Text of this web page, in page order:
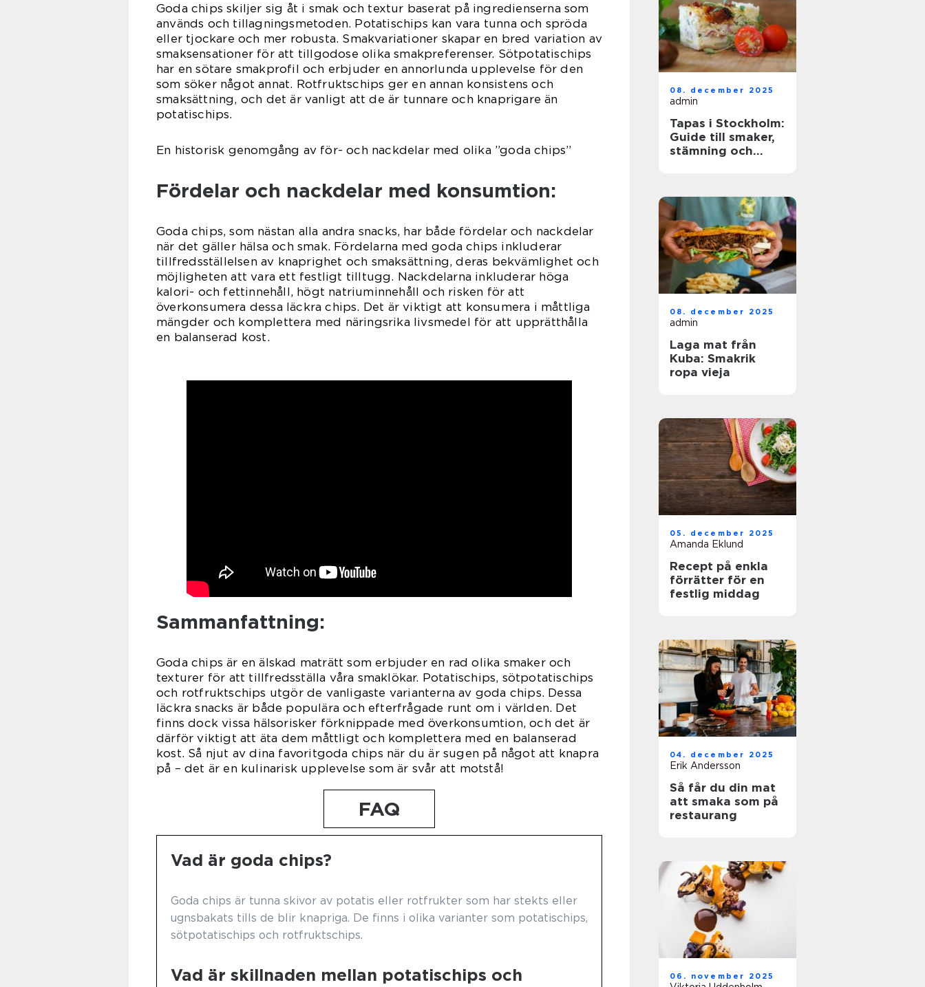
Goda chips skiljer sig åt i smak och textur baserat på ingredienserna som
används och tillagningsmetoden. Potatischips kan vara tunna och spröda
eller tjockare och mer robusta. Smakvariationer skapar en bred variation av
smaksensationer för att tillgodose olika smakpreferenser. Sötpotatischips
har en sötare smakprofil och erbjuder en annorlunda upplevelse för den
som söker något annat. Rotfruktschips ger en annan konsistens och
smaksättning, och det är vanligt att de är tunnare och knaprigare än
potatischips.
En historisk genomgång av för- och nackdelar med olika ”goda chips”
Fördelar och nackdelar med konsumtion:
Goda chips, som nästan alla andra snacks, har både fördelar och nackdelar
när det gäller hälsa och smak. Fördelarna med goda chips inkluderar
tillfredsställelsen av knaprighet och smaksättning, deras bekvämlighet och
möjligheten att vara ett festligt tilltugg. Nackdelarna inkluderar höga
kalori- och fettinnehåll, högt natriuminnehåll och risken för att
överkonsumera dessa läckra chips. Det är viktigt att konsumera i måttliga
mängder och komplettera med näringsrika livsmedel för att upprätthålla
en balanserad kost.
Sammanfattning:
Goda chips är en älskad maträtt som erbjuder en rad olika smaker och
texturer för att tillfredsställa våra smaklökar. Potatischips, sötpotatischips
och rotfruktschips utgör de vanligaste varianterna av goda chips. Dessa
läckra snacks är både populära och efterfrågade runt om i världen. Det
finns dock vissa hälsorisker förknippade med överkonsumtion, och det är
därför viktigt att äta dem måttligt och komplettera med en balanserad
kost. Så njut av dina favoritgoda chips när du är sugen på något att knapra
på – det är en kulinarisk upplevelse som är svår att motstå!
FAQ
Vad är goda chips?
Goda chips är tunna skivor av potatis eller rotfrukter som har stekts eller
ugnsbakats tills de blir knapriga. De finns i olika varianter som potatischips,
sötpotatischips och rotfruktschips.
Vad är skillnaden mellan potatischips och
08. december 2025
admin
Tapas i Stockholm:
Guide till smaker,
stämning och
08. december 2025
admin
Laga mat från
Kuba: Smakrik
ropa vieja
05. december 2025
Amanda Eklund
Recept på enkla
förrätter för en
festlig middag
04. december 2025
Erik Andersson
Så får du din mat
att smaka som på
restaurang
06. november 2025